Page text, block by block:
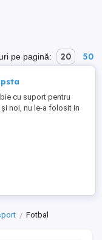
pe pagină: 20 50
cu suport pentru
noi, nu le-a folosit in
in casă. Răspund la
Trimit prin Fan Courier(
livrare) sau Poșta
Fotbal